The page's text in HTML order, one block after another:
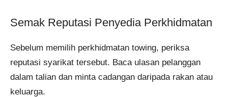
Semak Reputasi Penyedia Perkhidmatan
Sebelum memilih perkhidmatan towing, periksa
reputasi syarikat tersebut. Baca ulasan pelanggan
dalam talian dan minta cadangan daripada rakan atau
keluarga.